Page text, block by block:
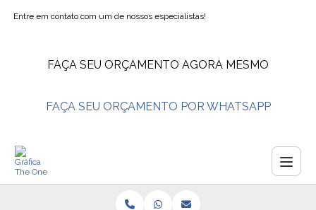
Entre em contato com um de nossos especialistas!
FAÇA SEU ORÇAMENTO AGORA MESMO
FAÇA SEU ORÇAMENTO POR WHATSAPP